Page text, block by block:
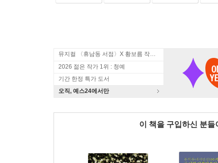
뮤지컬 〈휴남동 서점〉X 황보름 작가 북토크
2026 젊은 작가 1위 : 청예
기간 한정 특가 도서
오직, 예스24에서만
이 책을 구입하신 분